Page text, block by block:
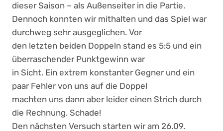
dieser Saison – als Außenseiter in die Partie.
Dennoch konnten wir mithalten und das Spiel war
durchweg sehr ausgeglichen. Vor
den letzten beiden Doppeln stand es 5:5 und ein
überraschender Punktgewinn war
in Sicht. Ein extrem konstanter Gegner und ein
paar Fehler von uns auf die Doppel
machten uns dann aber leider einen Strich durch
die Rechnung. Schade!
Den nächsten Versuch starten wir am 26.09.